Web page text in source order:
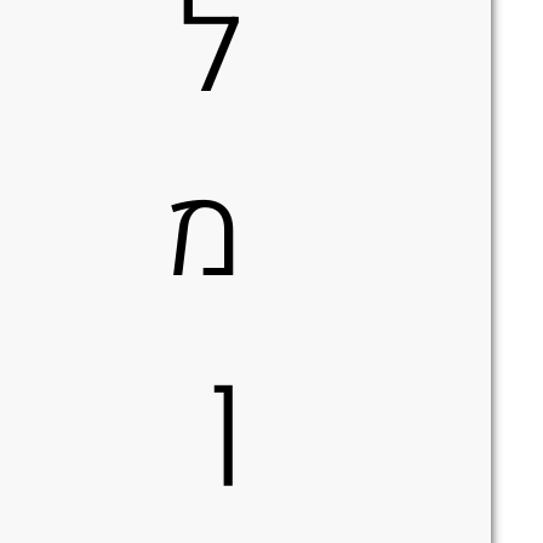
ל
מ
ן